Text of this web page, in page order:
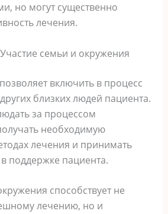
но могут существенно
лечения.
семьи и окружения
включить в процесс
близких людей пациента.
за процессом
необходимую
лечения и принимать
поддержке пациента.
способствует не
лечению, но и